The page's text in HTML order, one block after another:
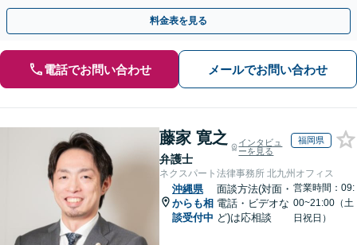
13拠点】お気軽にご相談ください。
料金表を見る
電話でお問い合わせ メールでお問い合わせ
藤家 寛之
弁護士
インタビュ
ーを見る
福岡県
ネクスパート法律事務所 北九州オフィス
沖縄県
からも相
談受付中
面談方法(対面・
電話・ビデオな
ど)は応相談
営業時間：09:
00~21:00（土
日祝日）